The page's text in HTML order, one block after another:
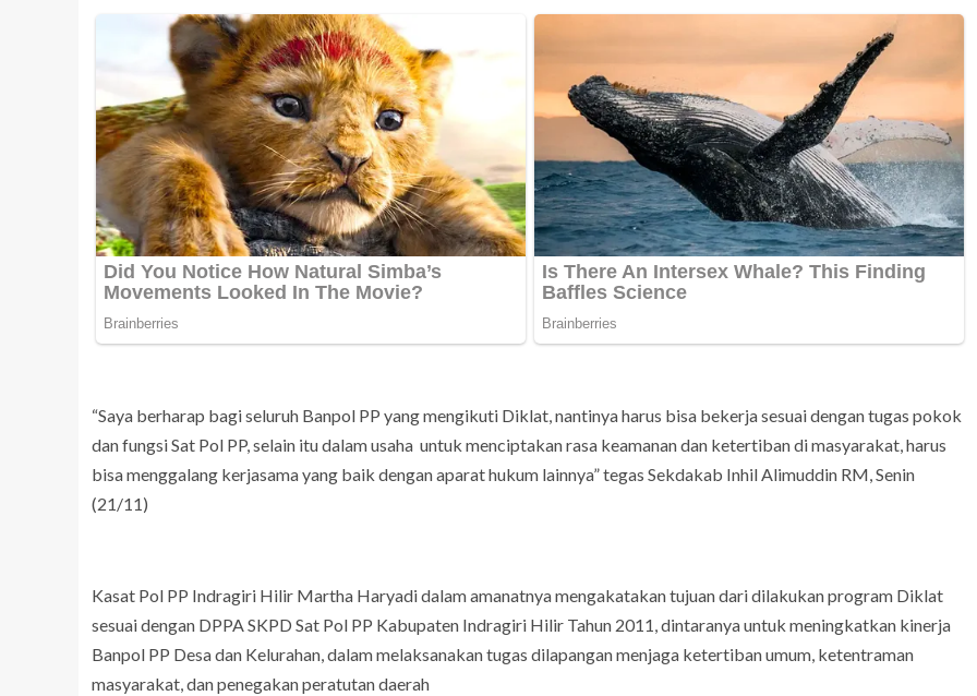
“Saya berharap bagi seluruh Banpol PP yang mengikuti Diklat, nantinya harus bisa bekerja sesuai dengan tugas pokok
dan fungsi Sat Pol PP, selain itu dalam usaha untuk menciptakan rasa keamanan dan ketertiban di masyarakat, harus
bisa menggalang kerjasama yang baik dengan aparat hukum lainnya” tegas Sekdakab Inhil Alimuddin RM, Senin
(21/11)
Kasat Pol PP Indragiri Hilir Martha Haryadi dalam amanatnya mengakatakan tujuan dari dilakukan program Diklat
sesuai dengan DPPA SKPD Sat Pol PP Kabupaten Indragiri Hilir Tahun 2011, dintaranya untuk meningkatkan kinerja
Banpol PP Desa dan Kelurahan, dalam melaksanakan tugas dilapangan menjaga ketertiban umum, ketentraman
masyarakat, dan penegakan peratutan daerah